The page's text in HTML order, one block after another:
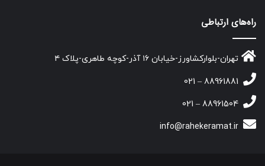
راه‌های ارتباطی
تهران-بلوارکشاورز-خیابان ۱۶ آذر-کوچه طاهری-پلاک ۴
88961881 – 021
88961504 – 021
info@rahekeramat.ir